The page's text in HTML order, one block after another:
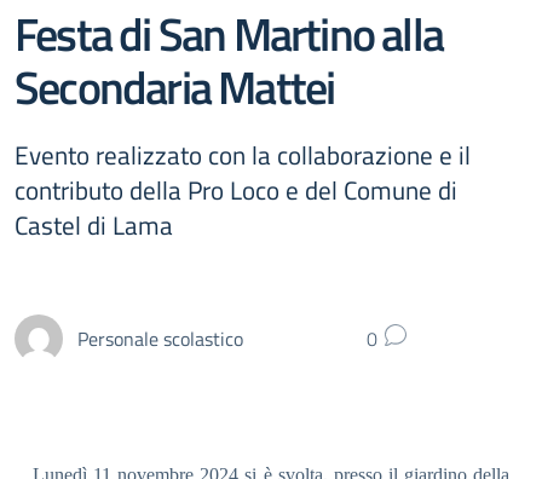
Festa di San Martino alla
Secondaria Mattei
Evento realizzato con la collaborazione e il
contributo della Pro Loco e del Comune di
Castel di Lama
Personale scolastico 0
Lunedì 11 novembre 2024 si è svolta, presso il giardino della